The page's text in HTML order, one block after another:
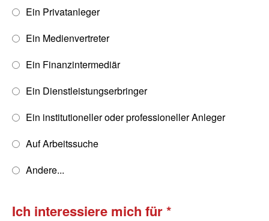
Ein Privatanleger
Ein Medienvertreter
Ein Finanzintermediär
Ein Dienstleistungserbringer
Ein institutioneller oder professioneller Anleger
Auf Arbeitssuche
Andere...
Ich interessiere mich für